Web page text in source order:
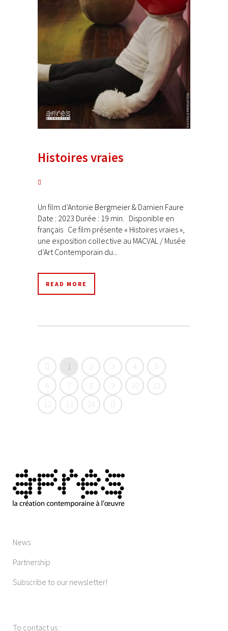
Histoires vraies
Un film d’Antonie Bergmeier & Damien Faure
Date : 2023 Durée : 19 min. Disponible en
français Ce film présente « Histoires vraies »,
une exposition collective au MACVAL / Musée
d’Art Contemporain du...
READ MORE
1 3 4
5
7 8 10
11
12
13 14
News
Partnership
Subscribe to our newsletter!
To contact us :